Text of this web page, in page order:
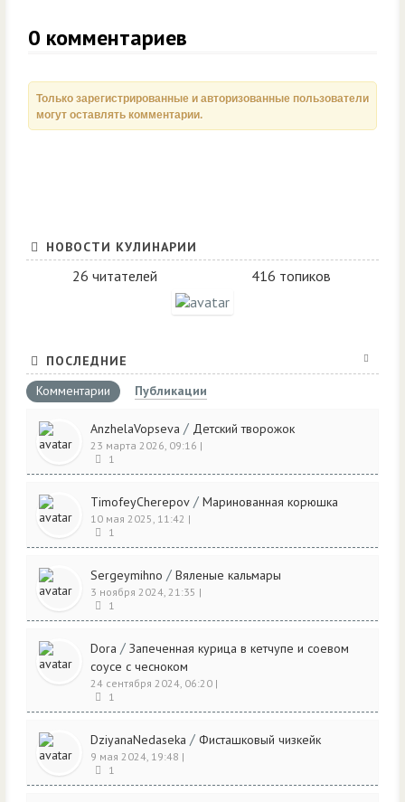
0 комментариев
Только зарегистрированные и авторизованные пользователи
могут оставлять комментарии.
НОВОСТИ КУЛИНАРИИ
26 читателей 416 топиков
ПОСЛЕДНИЕ
Комментарии
Публикации
AnzhelaVopseva / Детский творожок
23 марта 2026, 09:16 |
1
TimofeyCherepov / Маринованная корюшка
10 мая 2025, 11:42 |
1
Sergeymihno / Вяленые кальмары
3 ноября 2024, 21:35 |
1
Dora / Запеченная курица в кетчупе и соевом
соусе с чесноком
24 сентября 2024, 06:20 |
1
DziyanaNedaseka / Фисташковый чизкейк
9 мая 2024, 19:48 |
1